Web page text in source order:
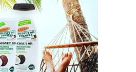
Volg op Instagram